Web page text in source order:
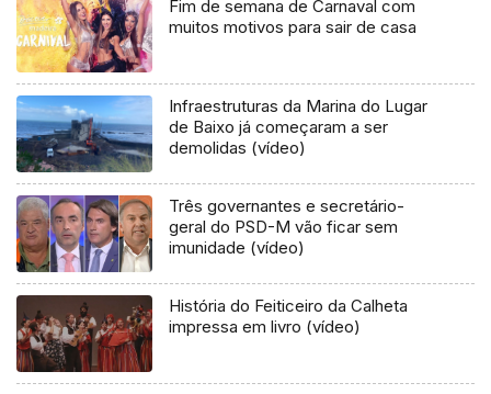
Fim de semana de Carnaval com
muitos motivos para sair de casa
Infraestruturas da Marina do Lugar
de Baixo já começaram a ser
demolidas (vídeo)
Três governantes e secretário-
geral do PSD-M vão ficar sem
imunidade (vídeo)
História do Feiticeiro da Calheta
impressa em livro (vídeo)